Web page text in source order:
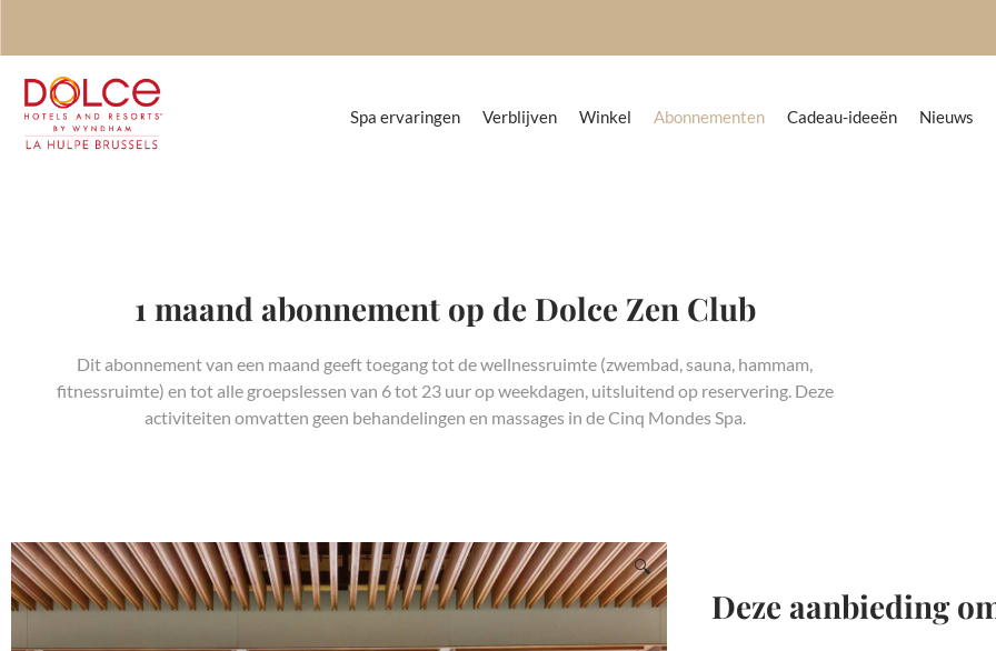
Spa ervaringen Verblijven Winkel Abonnementen Cadeau-ideeën Nieuws
1 maand abonnement op de Dolce Zen Club
Dit abonnement van een maand geeft toegang tot de wellnessruimte (zwembad, sauna, hammam,
fitnessruimte) en tot alle groepslessen van 6 tot 23 uur op weekdagen, uitsluitend op reservering. Deze
activiteiten omvatten geen behandelingen en massages in de Cinq Mondes Spa.
🔍
Deze aanbieding